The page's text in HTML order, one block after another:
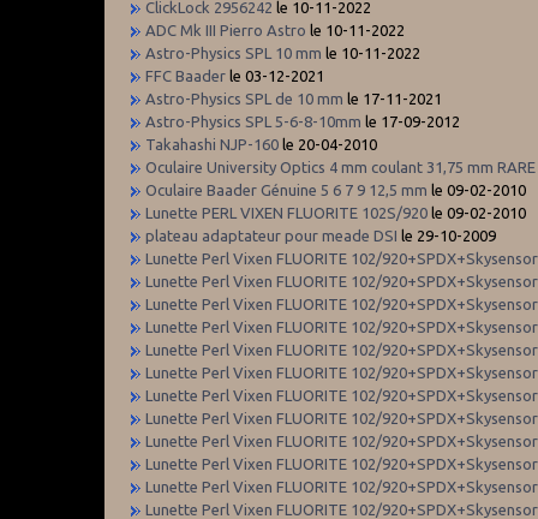
ClickLock 2956242 le 10-11-2022
ADC Mk III Pierro Astro le 10-11-2022
Astro-Physics SPL 10 mm le 10-11-2022
FFC Baader le 03-12-2021
Astro-Physics SPL de 10 mm le 17-11-2021
Astro-Physics SPL 5-6-8-10mm le 17-09-2012
Takahashi NJP-160 le 20-04-2010
Oculaire University Optics 4 mm coulant 31,75 mm RARE
Oculaire Baader Génuine 5 6 7 9 12,5 mm le 09-02-2010
Lunette PERL VIXEN FLUORITE 102S/920 le 09-02-2010
plateau adaptateur pour meade DSI le 29-10-2009
Lunette Perl Vixen FLUORITE 102/920+SPDX+Skysensor
Lunette Perl Vixen FLUORITE 102/920+SPDX+Skysensor
Lunette Perl Vixen FLUORITE 102/920+SPDX+Skysensor
Lunette Perl Vixen FLUORITE 102/920+SPDX+Skysensor
Lunette Perl Vixen FLUORITE 102/920+SPDX+Skysensor
Lunette Perl Vixen FLUORITE 102/920+SPDX+Skysensor
Lunette Perl Vixen FLUORITE 102/920+SPDX+Skysensor
Lunette Perl Vixen FLUORITE 102/920+SPDX+Skysensor
Lunette Perl Vixen FLUORITE 102/920+SPDX+Skysensor
Lunette Perl Vixen FLUORITE 102/920+SPDX+Skysensor
Lunette Perl Vixen FLUORITE 102/920+SPDX+Skysensor
Lunette Perl Vixen FLUORITE 102/920+SPDX+Skysensor